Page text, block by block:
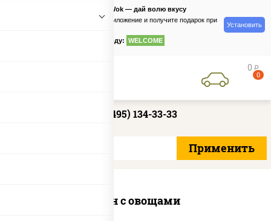
PizzaSushiWok — дай волю вкусу
Скачайте приложение и получите подарок при
по промокоду: WELCOME
Установить
0 руб
0
+7 (495) 134-33-33
Удон с овощами